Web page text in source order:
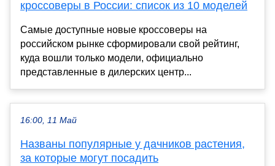
кроссоверы в России: список из 10 моделей
Самые доступные новые кроссоверы на
российском рынке сформировали свой рейтинг,
куда вошли только модели, официально
представленные в дилерских центр...
16:00, 11 Май
Названы популярные у дачников растения,
за которые могут посадить